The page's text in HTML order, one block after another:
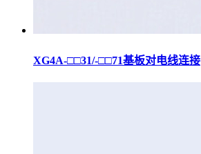
XG4A-□□31/-□□71基板对电线连接